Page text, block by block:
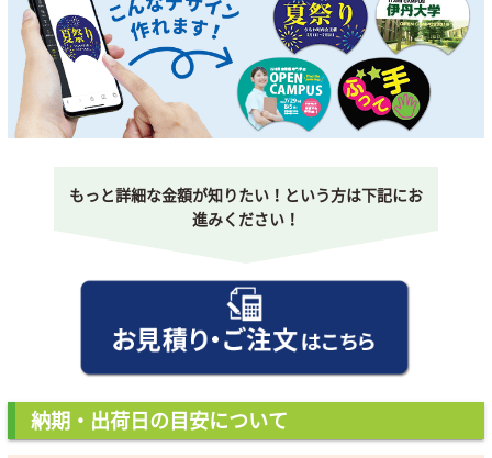
もっと詳細な金額が知りたい！という方は下記にお
進みください！
納期・出荷日の目安について